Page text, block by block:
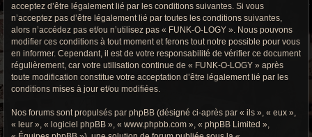
c
acceptez d’être légalement lié par les conditions suivantes. Si vous
n’acceptez pas d’être légalement lié par toutes les conditions suivantes,
alors n’accédez pas et/ou n’utilisez pas « FUNK-O-LOGY ». Nous pouvons
modifier ces conditions à tout moment et ferons tout notre possible pour vous
en informer. Cependant, il est de votre responsabilité de vérifier ce document
régulièrement, car votre utilisation continue de « FUNK-O-LOGY » après
toute modification constitue votre acceptation d’être légalement lié par les
conditions mises à jour et/ou modifiées.
Nos forums sont propulsés par phpBB (désigné ci-après par « ils », « eux »,
« leur », « logiciel phpBB », « www.phpbb.com », « phpBB Limited »,